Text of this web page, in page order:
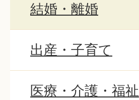
結婚・離婚
出産・子育て
医療・介護・福祉